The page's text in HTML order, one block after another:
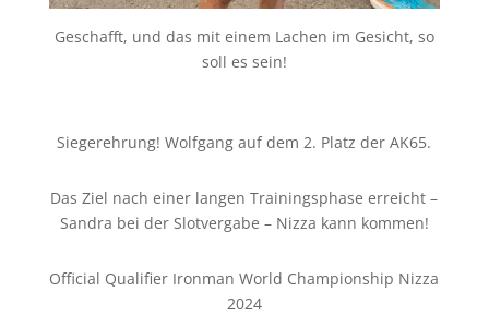
Geschafft, und das mit einem Lachen im Gesicht, so
soll es sein!
Siegerehrung! Wolfgang auf dem 2. Platz der AK65.
Das Ziel nach einer langen Trainingsphase erreicht –
Sandra bei der Slotvergabe – Nizza kann kommen!
Official Qualifier Ironman World Championship Nizza
2024